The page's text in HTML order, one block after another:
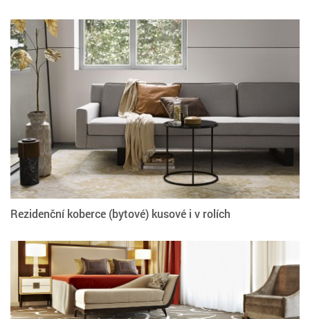
Rezidenční koberce (bytové) kusové i v rolích